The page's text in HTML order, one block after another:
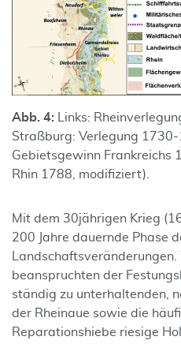
Abb. 4: Links:
Straßburg: Verlegung 1730-
Gebietsgewinn Frankreichs
Rhin 1788, modifiziert).
Mit dem 30jährigen Krieg
200 Jahre dauernde Phase
beanspruchten der
ständig zu unterhaltenden,
der Rheinaue sowie die
Reparationshiebe riesige